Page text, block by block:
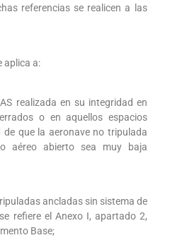
referencias se realicen a las
aplica a:
realizada en su integridad en
o en aquellos espacios
que la aeronave no tripulada
aéreo abierto sea muy baja
ancladas sin sistema de
refiere el Anexo I, apartado 2,
Base;